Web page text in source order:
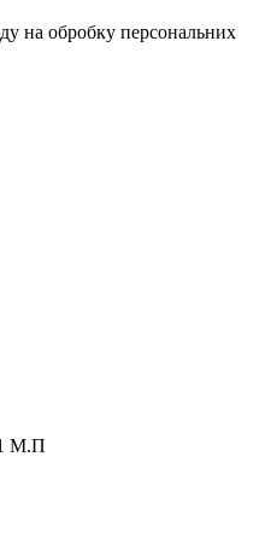
на обробку персональних
1 М.П